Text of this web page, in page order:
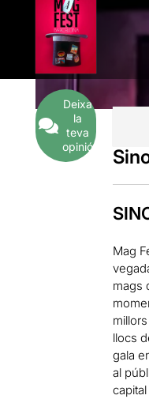
Deixa
la
teva
opinió
Mag
mags
llocs
gala
al